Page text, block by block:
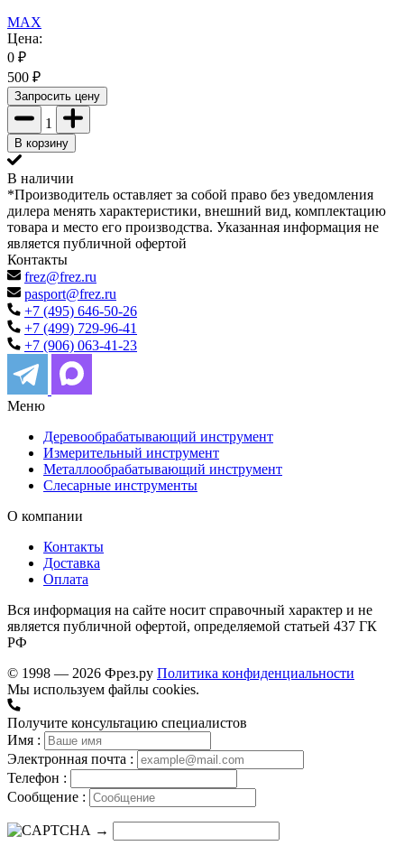
MAX
Цена:
0 ₽
500 ₽
Запросить цену
1
В корзину
В наличии
*Производитель оставляет за собой право без уведомления
дилера менять характеристики, внешний вид, комплектацию
товара и место его производства. Указанная информация не
является публичной офертой
Контакты
frez@frez.ru
pasport@frez.ru
+7 (495) 646-50-26
+7 (499) 729-96-41
+7 (906) 063-41-23
Меню
Деревообрабатывающий инструмент
Измерительный инструмент
Металлообрабатывающий инструмент
Слесарные инструменты
О компании
Контакты
Доставка
Оплата
Вся информация на сайте носит справочный характер и не
является публичной офертой, определяемой статьей 437 ГК
РФ
© 1998 — 2026 Фрез.ру Политика конфиденциальности
Мы используем файлы cookies.
Получите консультацию специалистов
Имя :
Электронная почта :
Телефон :
Сообщение :
→